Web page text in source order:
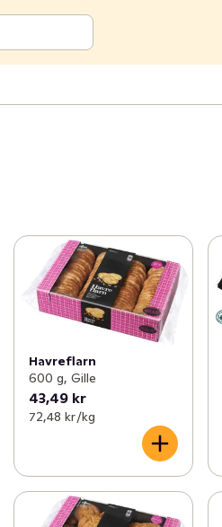
Havreflarn
600 g, Gille
43,49 kr
72,48 kr /kg